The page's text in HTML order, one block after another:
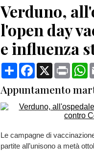
Verduno,
l'open day
e influenza
CondividiFacebook
X Print
Appuntamento
Le campagne di
partite all’unisono a metà